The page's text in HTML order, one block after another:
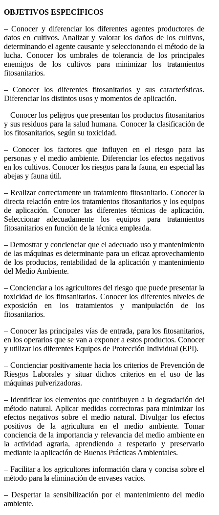
OBJETIVOS ESPECÍFICOS
– Conocer y diferenciar los diferentes agentes productores de
datos en cultivos. Analizar y valorar los daños de los cultivos,
determinando el agente causante y seleccionando el método de la
lucha. Conocer los umbrales de tolerancia de los principales
enemigos de los cultivos para minimizar los tratamientos
fitosanitarios.
– Conocer los diferentes fitosanitarios y sus características.
Diferenciar los distintos usos y momentos de aplicación.
– Conocer los peligros que presentan los productos fitosanitarios
y sus residuos para la salud humana. Conocer la clasificación de
los fitosanitarios, según su toxicidad.
– Conocer los factores que influyen en el riesgo para las
personas y el medio ambiente. Diferenciar los efectos negativos
en los cultivos. Conocer los riesgos para la fauna, en especial las
abejas y fauna útil.
– Realizar correctamente un tratamiento fitosanitario. Conocer la
directa relación entre los tratamientos fitosanitarios y los equipos
de aplicación. Conocer las diferentes técnicas de aplicación.
Seleccionar adecuadamente los equipos para tratamientos
fitosanitarios en función de la técnica empleada.
– Demostrar y concienciar que el adecuado uso y mantenimiento
de las máquinas es determinante para un eficaz aprovechamiento
de los productos, rentabilidad de la aplicación y mantenimiento
del Medio Ambiente.
– Concienciar a los agricultores del riesgo que puede presentar la
toxicidad de los fitosanitarios. Conocer los diferentes niveles de
exposición en los tratamientos y manipulación de los
fitosanitarios.
– Conocer las principales vías de entrada, para los fitosanitarios,
en los operarios que se van a exponer a estos productos. Conocer
y utilizar los diferentes Equipos de Protección Individual (EPI).
– Concienciar positivamente hacia los criterios de Prevención de
Riesgos Laborales y situar dichos criterios en el uso de las
máquinas pulverizadoras.
– Identificar los elementos que contribuyen a la degradación del
método natural. Aplicar medidas correctoras para minimizar los
efectos negativos sobre el medio natural. Divulgar los efectos
positivos de la agricultura en el medio ambiente. Tomar
conciencia de la importancia y relevancia del medio ambiente en
la actividad agraria, aprendiendo a respetarlo y preservarlo
mediante la aplicación de Buenas Prácticas Ambientales.
– Facilitar a los agricultores información clara y concisa sobre el
método para la eliminación de envases vacíos.
– Despertar la sensibilización por el mantenimiento del medio
ambiente.